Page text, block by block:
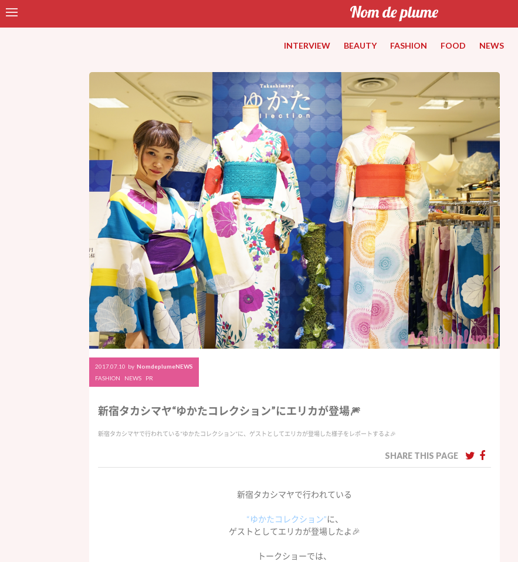
INTERVIEW BEAUTY FASHION FOOD NEWS
2017.07.10 by NomdeplumeNEWS
FASHION
NEWS PR
新宿タカシマヤ“ゆかたコレクション”にエリカが登場🎆
新宿タカシマヤで行われている“ゆかたコレクション”に、ゲストとしてエリカが登場した様子をレポートするよ🎉
SHARE THIS PAGE
新宿タカシマヤで行われている
“ゆかたコレクション”に、
ゲストとしてエリカが登場したよ🎉
トークショーでは、